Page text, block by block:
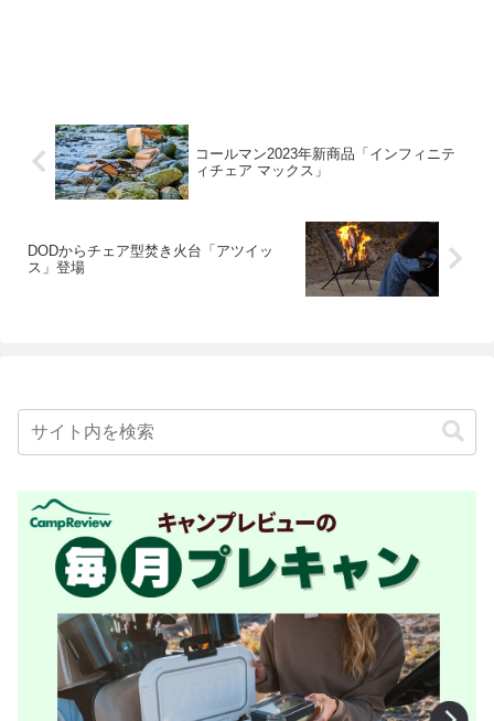
コールマン2023年新商品「インフィニテ
ィチェア マックス」
DODからチェア型焚き火台「アツイッ
ス」登場